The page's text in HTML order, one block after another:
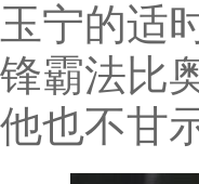
玉宁的适
锋霸法比
他也不甘